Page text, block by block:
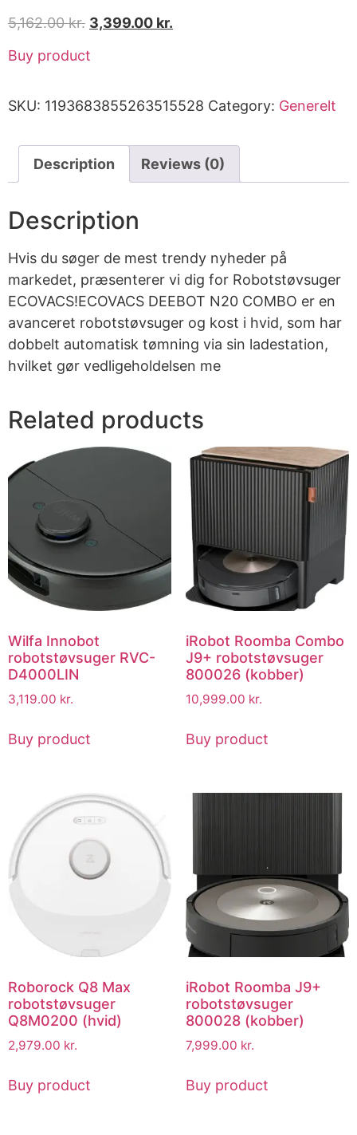
5,162.00kr. 3,399.00 kr.
Buy product
SKU: 1193683855263515528 Category: Generelt
Description Reviews (0)
Description
Hvis du søger de mest trendy nyheder på
markedet, præsenterer vi dig for Robotstøvsuger
ECOVACS!ECOVACS DEEBOT N20 COMBO er en
avanceret robotstøvsuger og kost i hvid, som har
dobbelt automatisk tømning via sin ladestation,
hvilket gør vedligeholdelsen me
Related products
Wilfa Innobot
robotstøvsuger RVC-
D4000LIN
3,119.00 kr.
Buy product
iRobot Roomba Combo
J9+ robotstøvsuger
800026 (kobber)
10,999.00 kr.
Buy product
Roborock Q8 Max
robotstøvsuger
Q8M0200 (hvid)
2,979.00 kr.
Buy product
iRobot Roomba J9+
robotstøvsuger
800028 (kobber)
7,999.00 kr.
Buy product